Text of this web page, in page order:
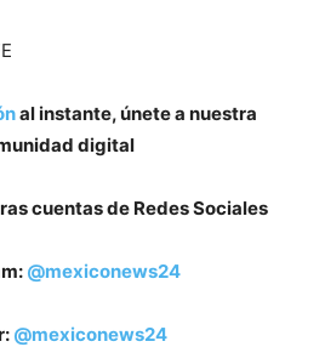
al instante, únete a nuestra
digital
cuentas de Redes Sociales
@mexiconews24
@mexiconews24